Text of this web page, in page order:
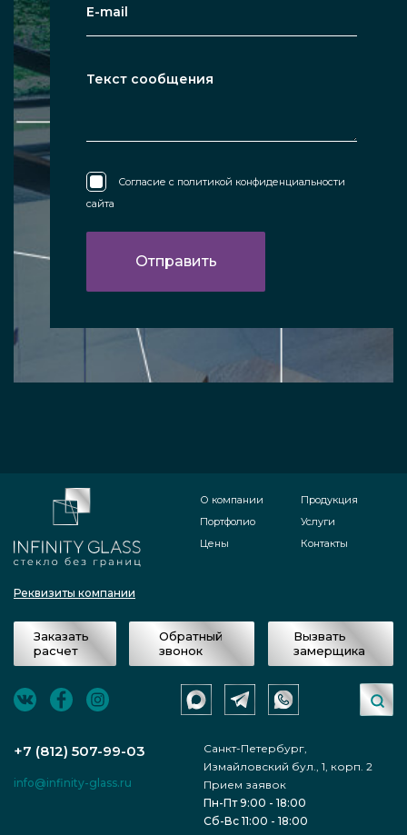
Согласие с политикой конфиденциальности
сайта
Реквизиты компании
О компании
Портфолио
Цены
Продукция
Услуги
Контакты
Заказать
расчет
Обратный
звонок
Вызвать
замерщика
+7 (812) 507-99-03
Санкт-Петербург,
Измайловский бул., 1, корп. 2
info@infinity-glass.ru
Прием заявок
Пн-Пт 9:00 - 18:00
Сб-Вс 11:00 - 18:00